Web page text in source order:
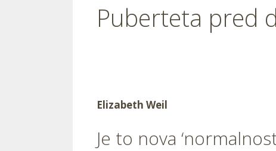
Puberteta pred
Elizabeth Weil
Je to nova